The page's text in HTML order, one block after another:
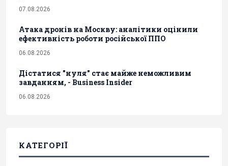
07.08.2026
Атака дронів на Москву: аналітики оцінили
ефективність роботи російської ППО
06.08.2026
Дістатися "нуля" стає майже неможливим
завданням, - Business Insider
06.08.2026
КАТЕГОРІЇ